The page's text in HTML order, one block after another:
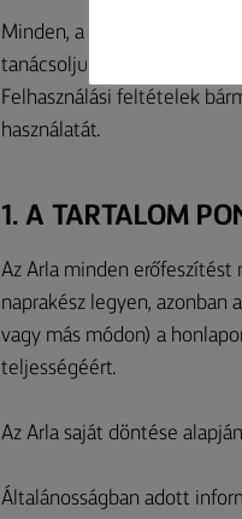
Minden, a Felhasználási
tanácsoljuk, hogy gyakran
Felhasználási feltételek
használatát.
1. A TARTALOM
Az Arla minden erőfeszítést
naprakész legyen,
vagy más módon) a
teljességéért.
Az Arla saját döntése
Általánosságban adott